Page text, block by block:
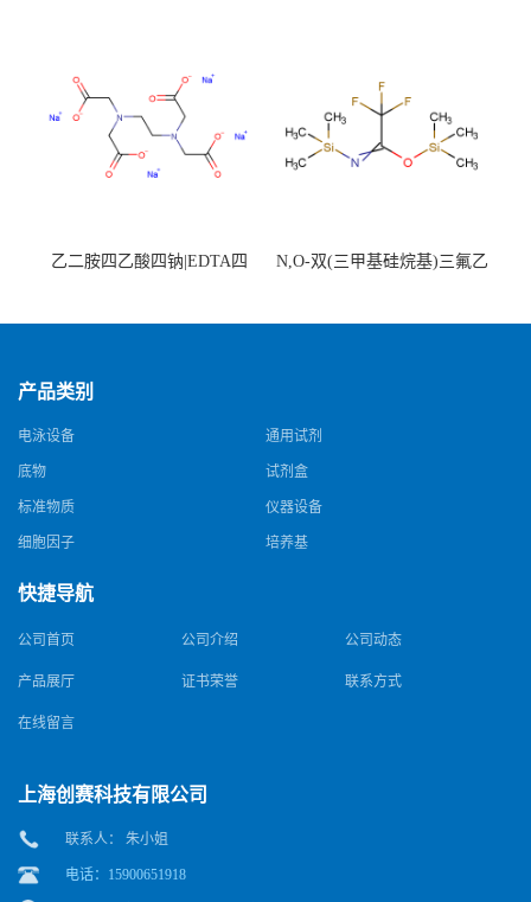
乙二胺四乙酸四钠|EDTA四
N,O-双(三甲基硅烷基)三氟乙
产品类别
电泳设备 通用试剂
底物 试剂盒
标准物质 仪器设备
细胞因子 培养基
快捷导航
公司首页 公司介绍 公司动态
产品展厅 证书荣誉 联系方式
在线留言
上海创赛科技有限公司
联系人： 朱小姐
电话：15900651918